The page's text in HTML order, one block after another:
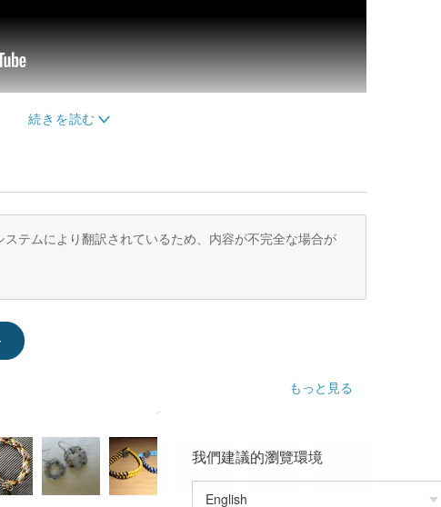
りの認識するために手で伝統的なを通して、現代の物質と
メイドサービスを提供し、顧客がユニークな装飾を作成
することができます。
革新的なアプローチや材料を探索するために努力して、人
個性を生み出すことを保証するために、手の結果のための
らなる研究のツアーは聞い潜在夢ちょうどニットブラン
人Rainnieと組み合わせた現代的なジュエリー素材を構築
チンズのジュエリーデザインのコースに出席していまし
テムにより翻訳されているため、内容が不完全な場合が
もっと見る
我們建議的瀏覽環境